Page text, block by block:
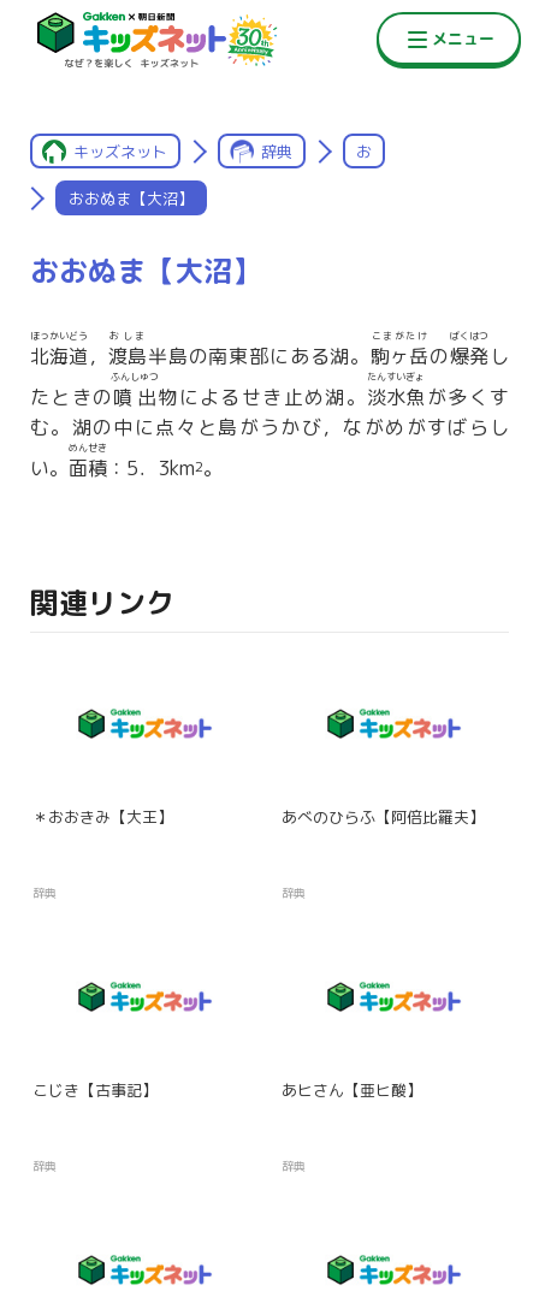
キッズネット 辞典 お
おおぬま【大沼】
おおぬま【大沼】
北海道
ほっかいどう
， 渡島
おしま
半島の南東部にある湖。 駒ヶ岳
こまがたけ
の爆発
ばくはつ
し
たときの噴出
ふんしゅつ
物によるせき止め湖。 淡水魚
たんすいぎょ
が多くす
む。湖の中に点々と島がうかび，ながめがすばらし
い。 面積
めんせき
：5．3km2。
関連リンク
＊おおきみ【大王】
辞典
あべのひらふ【阿倍比羅夫】
辞典
こじき【古事記】
辞典
あヒさん【亜ヒ酸】
辞典